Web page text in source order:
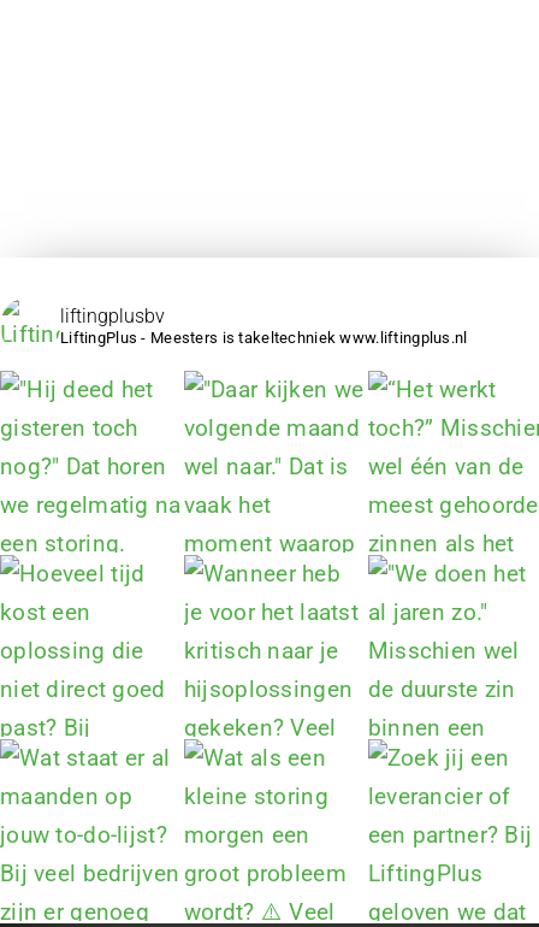
liftingplusbv
LiftingPlus - Meesters is takeltechniek www.liftingplus.nl